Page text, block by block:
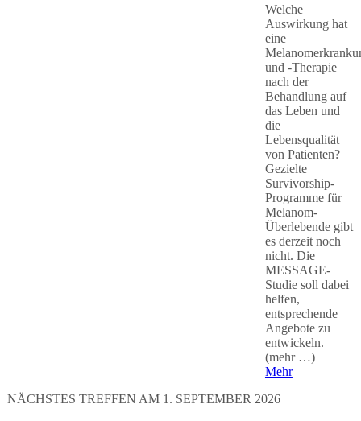
Welche
Auswirkung hat
eine
und -Therapie
nach der
Behandlung auf
das Leben und
die
Lebensqualität
von Patienten?
Gezielte
Survivorship-
Programme für
Melanom-
Überlebende gibt
es derzeit noch
nicht. Die
MESSAGE-
Studie soll dabei
helfen,
entsprechende
Angebote zu
entwickeln.
(mehr …)
Mehr
NÄCHSTES TREFFEN AM 1. SEPTEMBER 2026